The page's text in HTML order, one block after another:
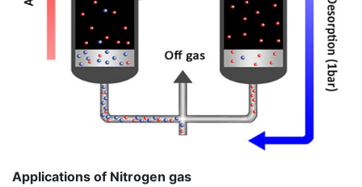
Applications of Nitrogen gas